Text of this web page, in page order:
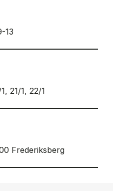
13
21/1, 22/1
Frederiksberg